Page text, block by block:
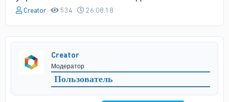
А
о
т
е
Creator 534
Д
а
а
л
а
26.08.18
Creator
Модератор
Пользователь